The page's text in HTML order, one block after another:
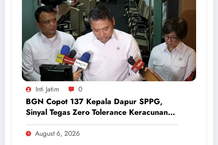
Inti Jatim 0
BGN Copot 137 Kepala Dapur SPPG,
Sinyal Tegas Zero Tolerance Keracunan
Makanan dan Korupsi
August 6, 2026